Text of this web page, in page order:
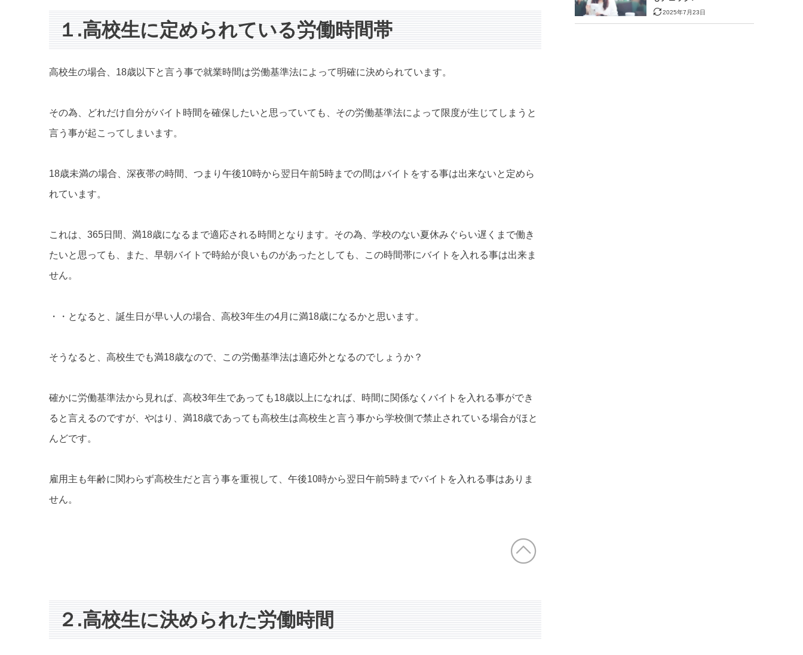
１.高校生に定められている労働時間帯
高校生の場合、18歳以下と言う事で就業時間は労働基準法によって明確に決められています。
その為、どれだけ自分がバイト時間を確保したいと思っていても、その労働基準法によって限度が生じてしまうと
言う事が起こってしまいます。
18歳未満の場合、深夜帯の時間、つまり午後10時から翌日午前5時までの間はバイトをする事は出来ないと定めら
れています。
これは、365日間、満18歳になるまで適応される時間となります。その為、学校のない夏休みぐらい遅くまで働き
たいと思っても、また、早朝バイトで時給が良いものがあったとしても、この時間帯にバイトを入れる事は出来ま
せん。
・・となると、誕生日が早い人の場合、高校3年生の4月に満18歳になるかと思います。
そうなると、高校生でも満18歳なので、この労働基準法は適応外となるのでしょうか？
確かに労働基準法から見れば、高校3年生であっても18歳以上になれば、時間に関係なくバイトを入れる事ができ
ると言えるのですが、やはり、満18歳であっても高校生は高校生と言う事から学校側で禁止されている場合がほと
んどです。
雇用主も年齢に関わらず高校生だと言う事を重視して、午後10時から翌日午前5時までバイトを入れる事はありま
せん。
２.高校生に決められた労働時間
2025年7月23日